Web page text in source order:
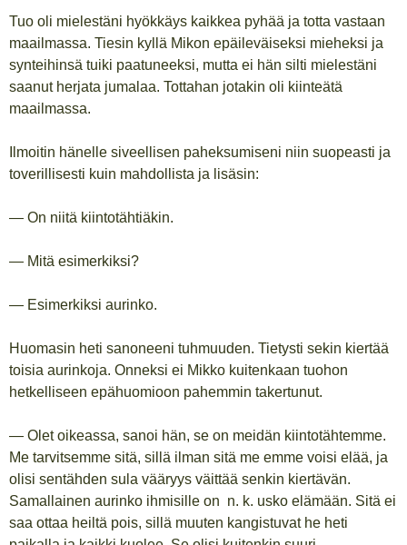
Tuo oli mielestäni hyökkäys kaikkea pyhää ja totta vastaan
maailmassa. Tiesin kyllä Mikon epäileväiseksi mieheksi ja
synteihinsä tuiki paatuneeksi, mutta ei hän silti mielestäni
saanut herjata jumalaa. Tottahan jotakin oli kiinteätä
maailmassa.
Ilmoitin hänelle siveellisen paheksumiseni niin suopeasti ja
toverillisesti kuin mahdollista ja lisäsin:
— On niitä kiintotähtiäkin.
— Mitä esimerkiksi?
— Esimerkiksi aurinko.
Huomasin heti sanoneeni tuhmuuden. Tietysti sekin kiertää
toisia aurinkoja. Onneksi ei Mikko kuitenkaan tuohon
hetkelliseen epähuomioon pahemmin takertunut.
— Olet oikeassa, sanoi hän, se on meidän kiintotähtemme.
Me tarvitsemme sitä, sillä ilman sitä me emme voisi elää, ja
olisi sentähden sula vääryys väittää senkin kiertävän.
Samallainen aurinko ihmisille on n. k. usko elämään. Sitä ei
saa ottaa heiltä pois, sillä muuten kangistuvat he heti